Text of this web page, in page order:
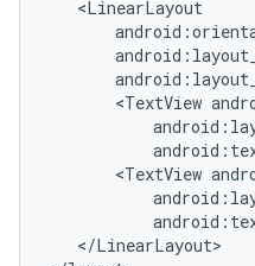
<TextView
<TextView
</LinearLayout>